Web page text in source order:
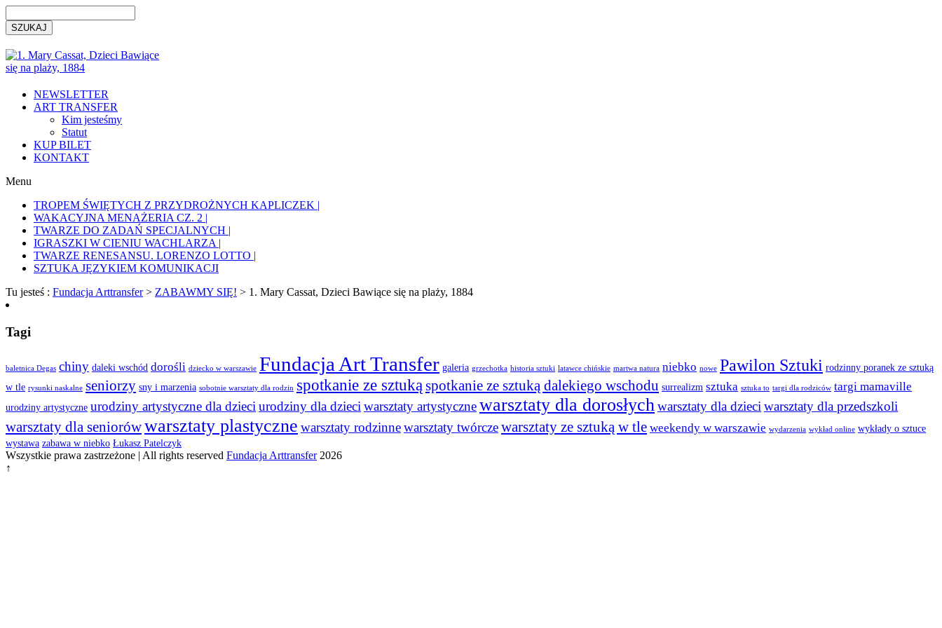
NEWSLETTER
ART TRANSFER
Kim jesteśmy
Statut
KUP BILET
KONTAKT
Menu
TROPEM ŚWIĘTYCH Z PRZYDROŻNYCH KAPLICZEK |
WAKACYJNA MENAŻERIA CZ. 2 |
TWARZE DO ZADAŃ SPECJALNYCH |
IGRASZKI W CIENIU WACHLARZA |
TWARZE RENESANSU. LORENZO LOTTO |
SZTUKA JĘZYKIEM KOMUNIKACJI
Tu jesteś : Fundacja Arttransfer> ZABAWMY SIĘ! > 1. Mary Cassat, Dzieci Bawiące się na plaży, 1884
Tagi
baletnica Degas chiny daleki wschód dorośli dziecko w warszawie Fundacja Art Transfer galeria grzechotka historia sztuki latawce chińskie martwa natura niebko nowe Pawilon Sztuki rodzinny poranek ze sztuką
w tle rysunki naskalne seniorzy sny i marzenia sobotnie warsztaty dla rodzin spotkanie ze sztukąspotkanie ze sztuką dalekiego wschodu surrealizm sztuka sztuka to targi dla rodziców targi mamaville
urodziny artystyczne urodziny artystyczne dla dzieciurodziny dla dzieciwarsztaty artystycznewarsztaty dla dorosłychwarsztaty dla dzieciwarsztaty dla przedszkoli
warsztaty dla seniorówwarsztaty plastyczne warsztaty rodzinnewarsztaty twórczewarsztaty ze sztuką w tle weekendy w warszawie wydarzenia wykład online wykłady o sztuce
wystawa zabawa w niebko Łukasz Patelczyk
Wszystkie prawa zastrzeżone | All rights reserved Fundacja Arttransfer2026
↑